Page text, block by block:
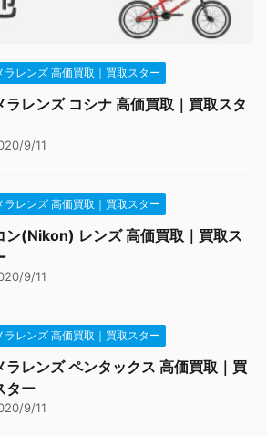
ラレンズ 高価買取｜買取スター
ラレンズ コシナ 高価買取｜買取スタ
9/11
ラレンズ 高価買取｜買取スター
ン(Nikon) レンズ 高価買取｜買取ス
9/11
ラレンズ 高価買取｜買取スター
ラレンズ ペンタックス 高価買取｜買
ター
9/11